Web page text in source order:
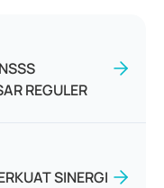
REGULER
SINERGI